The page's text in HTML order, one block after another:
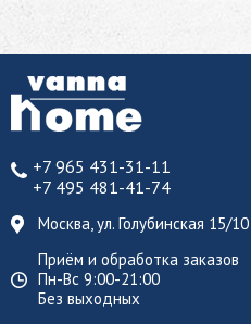
+7 965 431-31-11
+7 495 481-41-74
Москва, ул. Голубинская 15/10
Приём и обработка заказов
Пн-Вс 9:00-21:00
Без выходных